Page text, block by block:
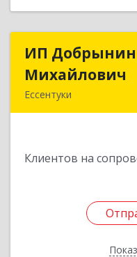
ИП Добрынин
Михайлович
Ессентуки
Клиентов на